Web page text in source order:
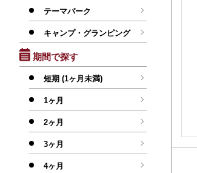
テーマパーク
キャンプ・グランピング
期間で探す
短期 (1ヶ月未満)
1ヶ月
2ヶ月
3ヶ月
4ヶ月